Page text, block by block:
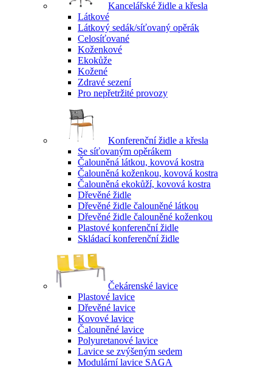
Kancelářské židle a křesla
Látkové
Látkový sedák/síťovaný opěrák
Celosíťované
Koženkové
Ekokůže
Kožené
Zdravé sezení
Pro nepřetržité provozy
Konferenční židle a křesla
Se síťovaným opěrákem
Čalouněná látkou, kovová kostra
Čalouněná koženkou, kovová kostra
Čalouněná ekokůží, kovová kostra
Dřevěné židle
Dřevěné židle čalouněné látkou
Dřevěné židle čalouněné koženkou
Plastové konferenční židle
Skládací konferenční židle
Čekárenské lavice
Plastové lavice
Dřevěné lavice
Kovové lavice
Čalouněné lavice
Polyuretanové lavice
Lavice se zvýšeným sedem
Modulární lavice SAGA